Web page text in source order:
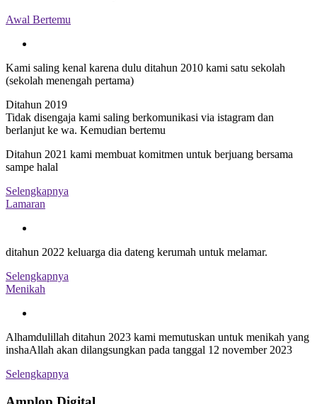
Awal Bertemu
Kami saling kenal karena dulu ditahun 2010 kami satu sekolah
(sekolah menengah pertama)
Ditahun 2019
Tidak disengaja kami saling berkomunikasi via istagram dan
berlanjut ke wa. Kemudian bertemu
Ditahun 2021 kami membuat komitmen untuk berjuang bersama
sampe halal
Selengkapnya
Lamaran
ditahun 2022 keluarga dia dateng kerumah untuk melamar.
Selengkapnya
Menikah
Alhamdulillah ditahun 2023 kami memutuskan untuk menikah yang
inshaAllah akan dilangsungkan pada tanggal 12 november 2023
Selengkapnya